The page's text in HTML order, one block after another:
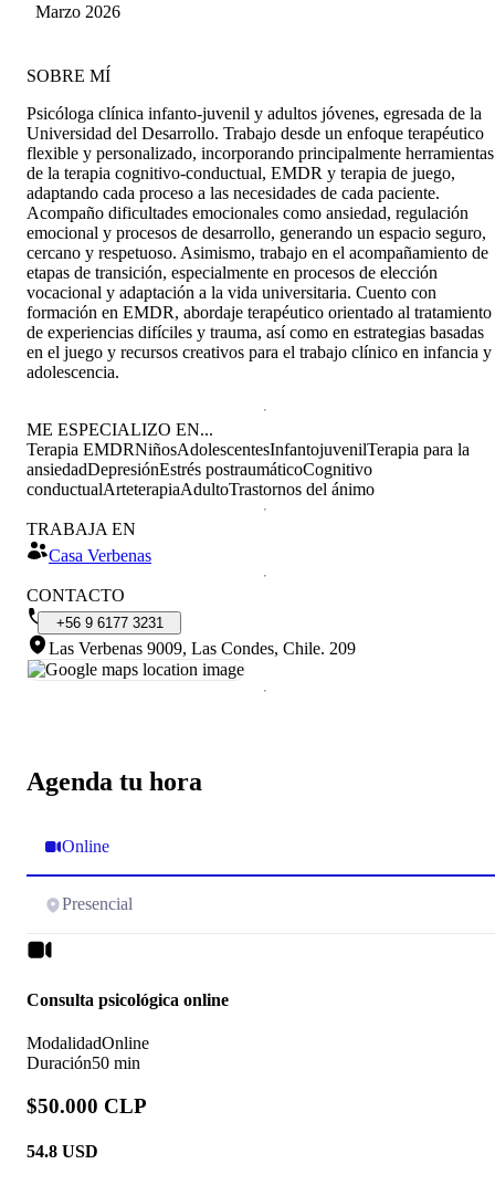
me la hayan recomendado, sin duda la
gran profesional que es!
Aldunate Mengual
Marzo 2026
Agenda tu hora
Online
Presencial
Consulta psicológica online
ModalidadOnline
Duración50 min
$50.000 CLP
54.8 USD
SOBRE MÍ
Psicóloga clínica infanto-juvenil y adultos jóvenes, egresada de la
Universidad del Desarrollo. Trabajo desde un enfoque terapéutico
flexible y personalizado, incorporando principalmente herramientas
de la terapia cognitivo-conductual, EMDR y terapia de juego,
adaptando cada proceso a las necesidades de cada paciente.
Acompaño dificultades emocionales como ansiedad, regulación
emocional y procesos de desarrollo, generando un espacio seguro,
cercano y respetuoso. Asimismo, trabajo en el acompañamiento de
etapas de transición, especialmente en procesos de elección
vocacional y adaptación a la vida universitaria. Cuento con
formación en EMDR, abordaje terapéutico orientado al tratamiento
de experiencias difíciles y trauma, así como en estrategias basadas
en el juego y recursos creativos para el trabajo clínico en infancia y
adolescencia.
ME ESPECIALIZO EN...
Terapia EMDRNiñosAdolescentesInfantojuvenilTerapia para la
ansiedadDepresiónEstrés postraumáticoCognitivo
conductualArteterapiaAdultoTrastornos del ánimo
TRABAJA EN
Casa Verbenas
CONTACTO
+56 9 6177 3231
Las Verbenas 9009, Las Condes, Chile. 209